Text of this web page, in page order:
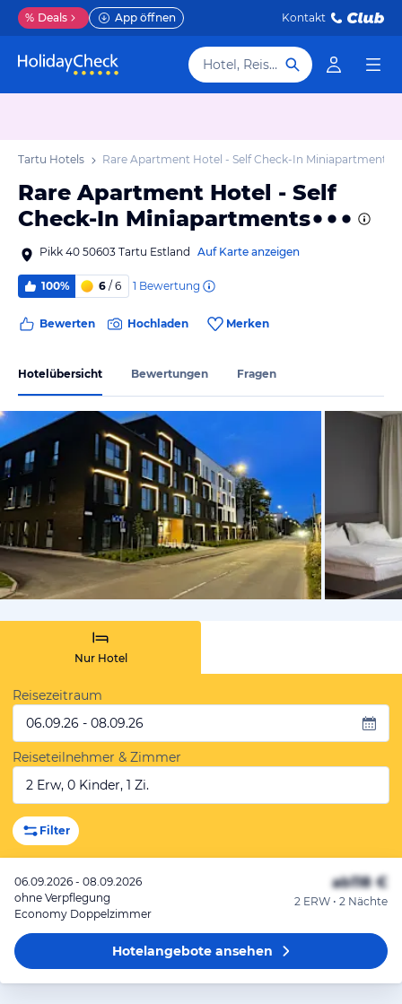
% Deals App öffnen Kontakt
Hotel, Reiseziel
Tartu Hotels Rare Apartment Hotel - Self Check-In Miniapartments
Rare Apartment Hotel - Self
Check-In Miniapartments
Pikk 40 50603 Tartu Estland Auf Karte anzeigen
100% 6 / 6 1 Bewertung
Bewerten Hochladen Merken
Hotelübersicht Bewertungen Fragen
von
Nur Hotel
Reisezeitraum
06.09.26 - 08.09.26
Reiseteilnehmer & Zimmer
2 Erw, 0 Kinder, 1 Zi.
Filter
06.09.2026 - 08.09.2026
ohne Verpflegung
Economy Doppelzimmer
ab118 €
2 ERW • 2 Nächte
Hotelangeboteansehen